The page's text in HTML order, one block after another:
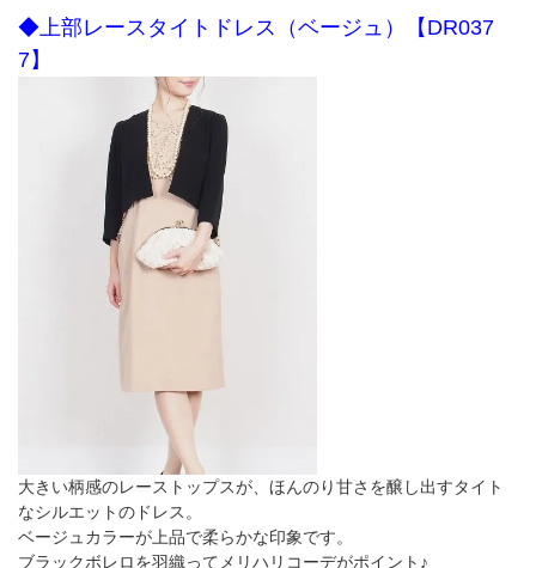
◆上部レースタイトドレス（ベージュ）【DR037
7】
大きい柄感のレーストップスが、ほんのり甘さを醸し出すタイト
なシルエットのドレス。
ベージュカラーが上品で柔らかな印象です。
ブラックボレロを羽織ってメリハリコーデがポイント♪